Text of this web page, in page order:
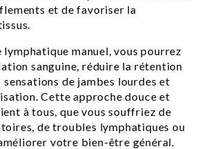
et de favoriser la
lymphatique manuel, vous pourrez
sanguine, réduire la rétention
sensations de jambes lourdes et
Cette approche douce et
à tous, que vous souffriez de
de troubles lymphatiques ou
votre bien-être général.